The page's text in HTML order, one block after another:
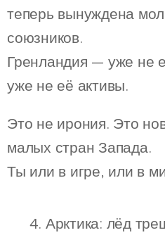
теперь вынуждена
союзников.
Гренландия — уже не
уже не её активы.
Это не ирония. Это
малых стран Запада.
Ты или в игре, или в
🌍 4. Арктика: лёд